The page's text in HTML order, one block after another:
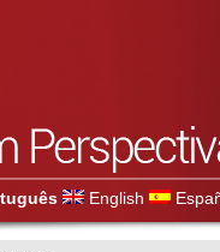
English